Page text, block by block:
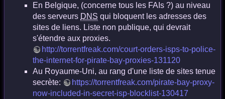
En Belgique, (concerne tous les FAIs ?) au niveau
des serveurs DNS qui bloquent les adresses des
sites de liens. Liste non publique, qui devrait
s'étendre aux proxies.
http://torrentfreak.com/court-orders-isps-to-police-
the-internet-for-pirate-bay-proxies-131120
Au Royaume-Uni, au rang d'une liste de sites tenue
secrète:
https://torrentfreak.com/pirate-bay-proxy-
now-included-in-secret-isp-blocklist-130417